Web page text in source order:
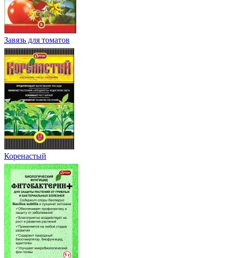
Завязь для томатов
Коренастый